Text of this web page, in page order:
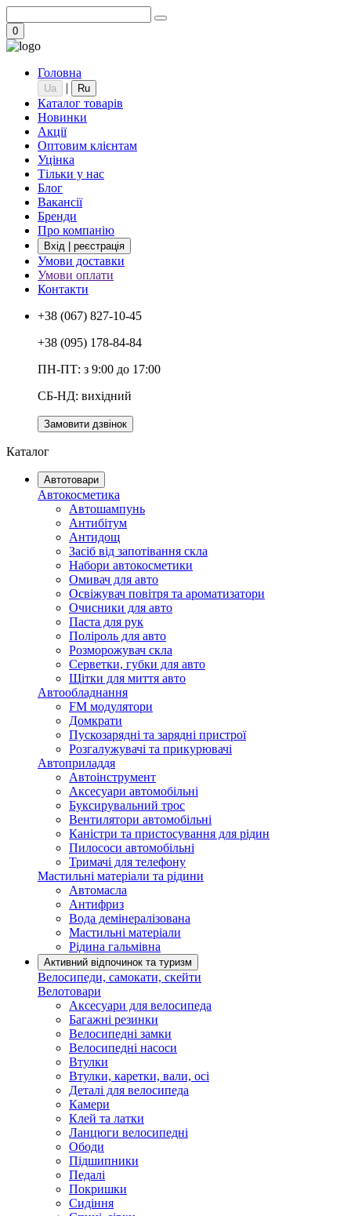
0
Головна
Ua | Ru
Каталог товарів
Новинки
Акції
Оптовим клієнтам
Уцінка
Тільки у нас
Блог
Вакансії
Бренди
Про компанію
Вхід | реєстрація
Умови доставки
Умови оплати
Контакти
+38 (067) 827-10-45
+38 (095) 178-84-84
ПН-ПТ: з 9:00 до 17:00
СБ-НД: вихідний
Замовити дзвінок
Каталог
Автотовари
Автокосметика
Автошампунь
Антибітум
Антидощ
Засіб від запотівання скла
Набори автокосметики
Омивач для авто
Освіжувач повітря та ароматизатори
Очисники для авто
Паста для рук
Поліроль для авто
Розморожувач скла
Серветки, губки для авто
Щітки для миття авто
Автообладнання
FM модулятори
Домкрати
Пускозарядні та зарядні пристрої
Розгалужувачі та прикурювачі
Автоприладдя
Автоінструмент
Аксесуари автомобільні
Буксирувальний трос
Вентилятори автомобільні
Каністри та пристосування для рідин
Пилососи автомобільні
Тримачі для телефону
Мастильні матеріали та рідини
Автомасла
Антифриз
Вода демінералізована
Мастильні матеріали
Рідина гальмівна
Активний відпочинок та туризм
Велосипеди, самокати, скейти
Велотовари
Аксесуари для велосипеда
Багажні резинки
Велосипедні замки
Велосипедні насоси
Втулки
Втулки, каретки, вали, осі
Деталі для велосипеда
Камери
Клей та латки
Ланцюги велосипедні
Ободи
Підшипники
Педалі
Покришки
Сидіння